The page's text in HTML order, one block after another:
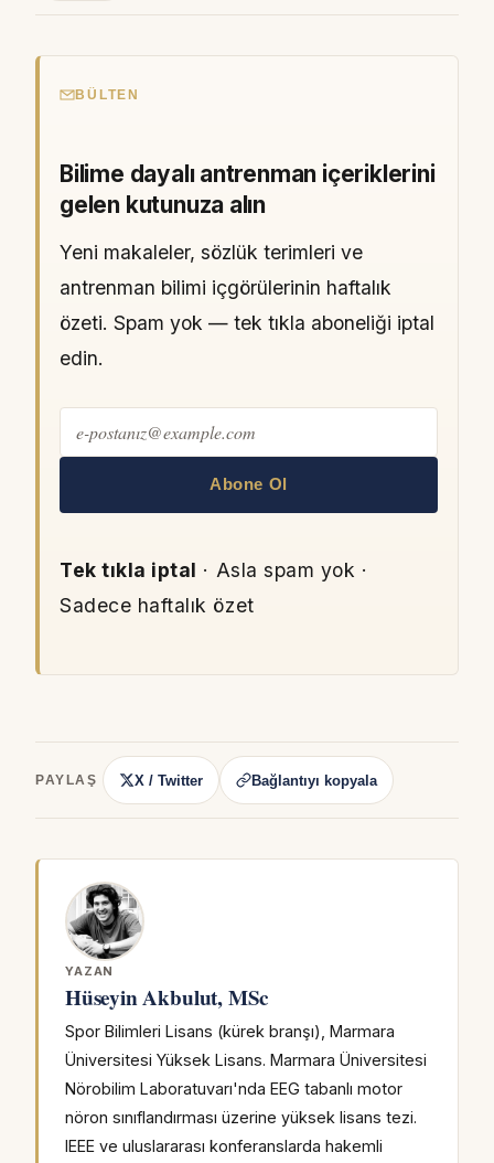
BÜLTEN
Bilime dayalı antrenman içeriklerini
gelen kutunuza alın
Yeni makaleler, sözlük terimleri ve
antrenman bilimi içgörülerinin haftalık
özeti. Spam yok — tek tıkla aboneliği iptal
edin.
Abone Ol
Tek tıkla iptal · Asla spam yok ·
Sadece haftalık özet
PAYLAŞ X / Twitter Bağlantıyı kopyala
YAZAN
Hüseyin Akbulut, MSc
Spor Bilimleri Lisans (kürek branşı), Marmara
Üniversitesi Yüksek Lisans. Marmara Üniversitesi
Nörobilim Laboratuvarı'nda EEG tabanlı motor
nöron sınıflandırması üzerine yüksek lisans tezi.
IEEE ve uluslararası konferanslarda hakemli